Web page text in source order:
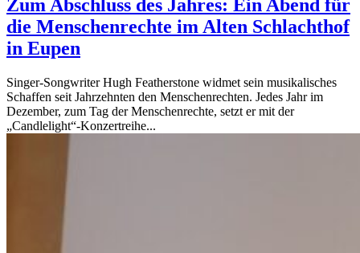
Zum Abschluss des Jahres: Ein Abend für
die Menschenrechte im Alten Schlachthof
in Eupen
Singer-Songwriter Hugh Featherstone widmet sein musikalisches
Schaffen seit Jahrzehnten den Menschenrechten. Jedes Jahr im
Dezember, zum Tag der Menschenrechte, setzt er mit der
„Candlelight“-Konzertreihe...